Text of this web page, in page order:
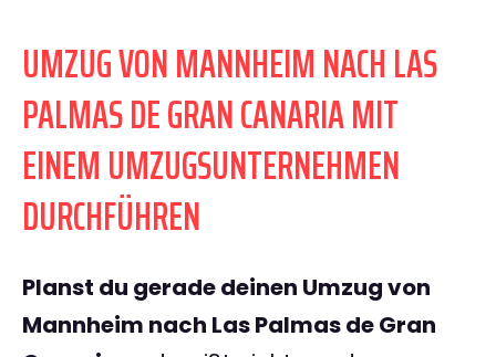
UMZUG VON MANNHEIM NACH LAS
PALMAS DE GRAN CANARIA MIT
EINEM UMZUGSUNTERNEHMEN
DURCHFÜHREN
Planst du gerade deinen Umzug von
Mannheim nach Las Palmas de Gran